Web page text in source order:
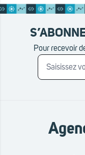
Pour recevoir